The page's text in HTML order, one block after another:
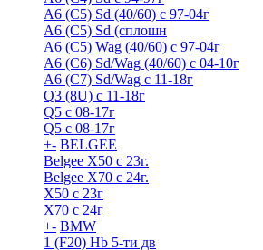
A6 (С5) Sd (40/60) с 97-04г
A6 (С5) Sd (сплошн
A6 (С5) Wag (40/60) с 97-04г
A6 (С6) Sd/Wag (40/60) c 04-10г
А6 (C7) Sd/Wag с 11-18г
Q3 (8U) с 11-18г
Q5 с 08-17г
Q5 с 08-17г
+- BELGEE
Belgee X50 с 23г.
Belgee X70 с 24г.
X50 с 23г
X70 с 24г
+- BMW
1 (F20) Hb 5-ти дв